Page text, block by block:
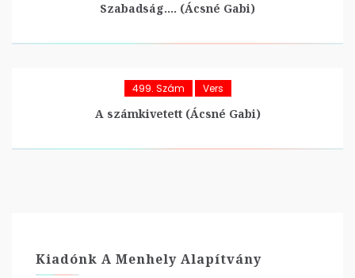
Szabadság…. (Ácsné Gabi)
499. Szám Vers
A számkivetett (Ácsné Gabi)
Kiadónk A Menhely Alapítvány